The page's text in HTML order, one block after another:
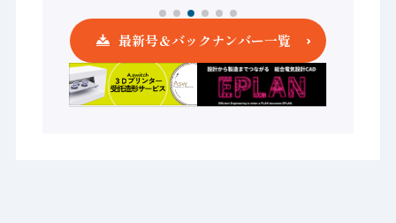
最新号＆バックナンバー一覧